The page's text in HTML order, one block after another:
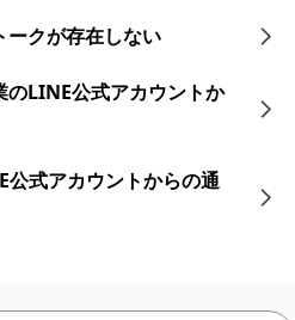
ークが存在しない
LINE公式アカウントか
式アカウントからの通